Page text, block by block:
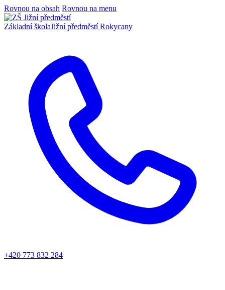
Rovnou na obsah Rovnou na menu
Základní školaJižní předměstí Rokycany
+420 773 832 284